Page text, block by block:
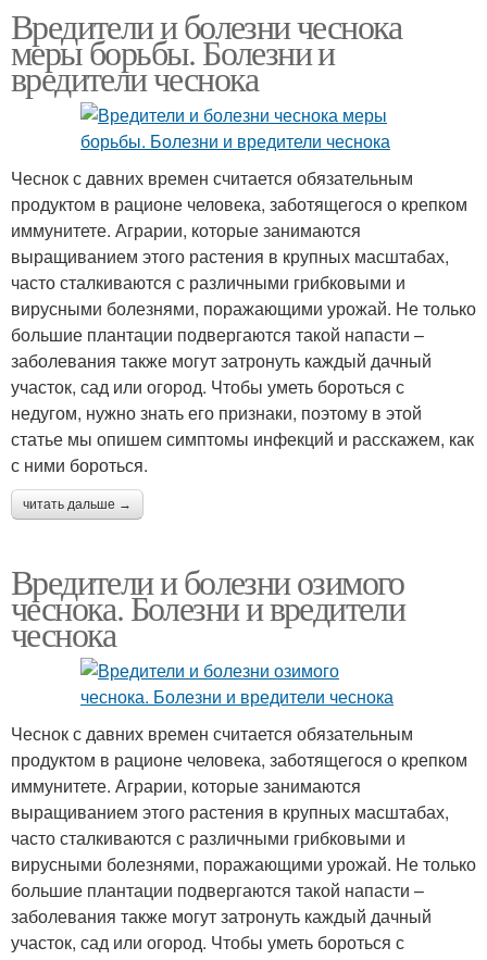
Вредители и болезни чеснока
меры борьбы. Болезни и
вредители чеснока
Чеснок с давних времен считается обязательным
продуктом в рационе человека, заботящегося о крепком
иммунитете. Аграрии, которые занимаются
выращиванием этого растения в крупных масштабах,
часто сталкиваются с различными грибковыми и
вирусными болезнями, поражающими урожай. Не только
большие плантации подвергаются такой напасти –
заболевания также могут затронуть каждый дачный
участок, сад или огород. Чтобы уметь бороться с
недугом, нужно знать его признаки, поэтому в этой
статье мы опишем симптомы инфекций и расскажем, как
с ними бороться.
читать дальше →
Вредители и болезни озимого
чеснока. Болезни и вредители
чеснока
Чеснок с давних времен считается обязательным
продуктом в рационе человека, заботящегося о крепком
иммунитете. Аграрии, которые занимаются
выращиванием этого растения в крупных масштабах,
часто сталкиваются с различными грибковыми и
вирусными болезнями, поражающими урожай. Не только
большие плантации подвергаются такой напасти –
заболевания также могут затронуть каждый дачный
участок, сад или огород. Чтобы уметь бороться с